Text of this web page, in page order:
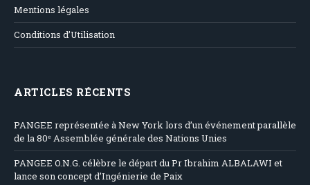
Mentions légales
Conditions d’Utilisation
ARTICLES RÉCENTS
PANGEE représentée à New York lors d’un événement parallèle
de la 80ᵉ Assemblée générale des Nations Unies
PANGEE O.N.G. célèbre le départ du Pr Ibrahim ALBALAWI et
lance son concept d’Ingénierie de Paix